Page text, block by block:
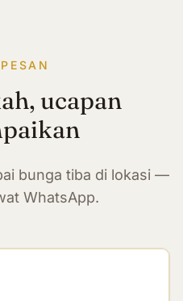
ucapan
bunga tiba di lokasi —
WhatsApp.